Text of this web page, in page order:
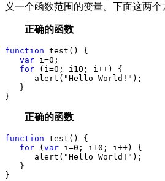
义一个函数范围的变量。下面这两个
正确的函数
function test() {
var i=0 ;
for (i=0 ; i10 ; i++) {
      alert(
"Hello World! " );
   }
}
正确的函数
function test() {
for ( var i=0 ; i10 ; i++) {
      alert(
"Hello World! " );
   }
}